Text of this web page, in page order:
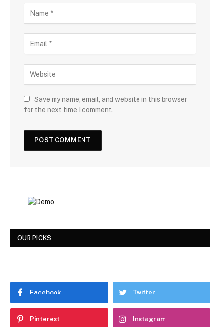
Save my name, email, and website in this browser
for the next time I comment.
OUR PICKS
Facebook Twitter
Pinterest Instagram